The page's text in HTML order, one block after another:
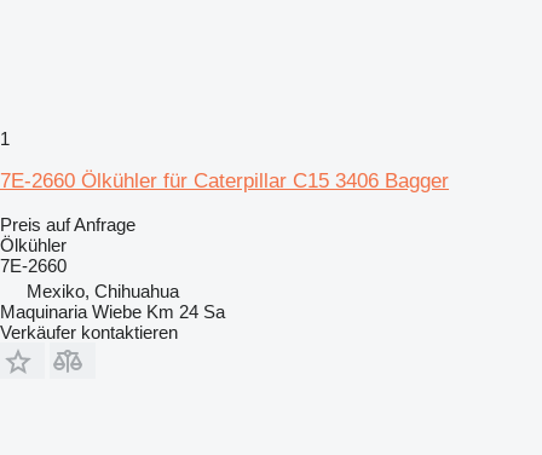
1
7E-2660 Ölkühler für Caterpillar C15 3406 Bagger
Preis auf Anfrage
Ölkühler
7E-2660
Mexiko, Chihuahua
Maquinaria Wiebe Km 24 Sa
Verkäufer kontaktieren